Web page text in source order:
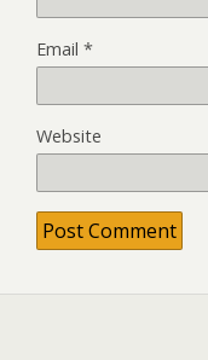
Email *
Website